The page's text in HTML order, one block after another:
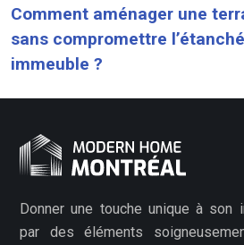
Comment aménager une
sans compromettre
immeuble ?
Donner une touche unique à son
par des éléments